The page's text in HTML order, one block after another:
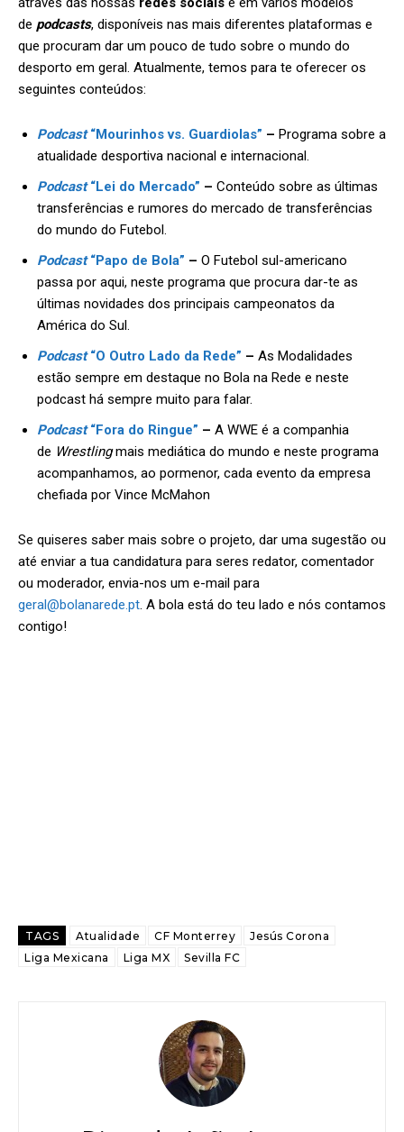
de podcasts, disponíveis nas mais diferentes plataformas e
que procuram dar um pouco de tudo sobre o mundo do
desporto em geral. Atualmente, temos para te oferecer os
seguintes conteúdos:
Podcast“Mourinhos vs. Guardiolas” – Programa sobre a
atualidade desportiva nacional e internacional.
Podcast“Lei do Mercado” – Conteúdo sobre as últimas
transferências e rumores do mercado de transferências
do mundo do Futebol.
Podcast“Papo de Bola” – O Futebol sul-americano
passa por aqui, neste programa que procura dar-te as
últimas novidades dos principais campeonatos da
América do Sul.
Podcast“O Outro Lado da Rede” – As Modalidades
estão sempre em destaque no Bola na Rede e neste
podcast há sempre muito para falar.
Podcast“Fora do Ringue” – A WWE é a companhia
de Wrestlingmais mediática do mundo e neste programa
acompanhamos, ao pormenor, cada evento da empresa
chefiada por Vince McMahon
Se quiseres saber mais sobre o projeto, dar uma sugestão ou
até enviar a tua candidatura para seres redator, comentador
ou moderador, envia-nos um e-mail para
geral@bolanarede.pt. A bola está do teu lado e nós contamos
contigo!
TAGS Atualidade CF Monterrey
Jesús Corona
Liga Mexicana
Liga MX Sevilla FC